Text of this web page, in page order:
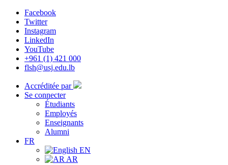
Facebook
Twitter
Instagram
LinkedIn
YouTube
+961 (1) 421 000
flsh@usj.edu.lb
Accréditée par
Se connecter
Étudiants
Employés
Enseignants
Alumni
FR
EN
AR